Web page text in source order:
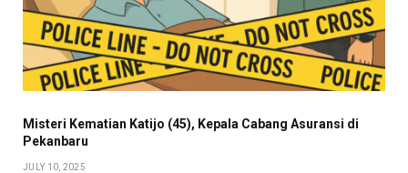
Misteri Kematian Katijo (45), Kepala Cabang Asuransi di
Pekanbaru
JULY 10, 2025